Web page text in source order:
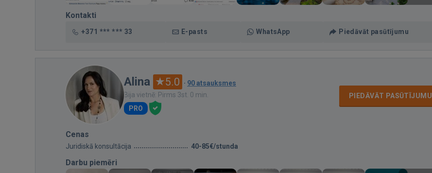
Kontakti
+371 *** *** 33 E-pasts WhatsApp Piedāvāt pasūtījumu
Alina 5.0 · 90 atsauksmes
Bija vietnē: Pirms 3st. 0 min.
PRO
PIEDĀVĀT PASŪTĪJUMU
Cenas
Juridiskā konsultācija 40-85€/stunda
Darbu piemēri